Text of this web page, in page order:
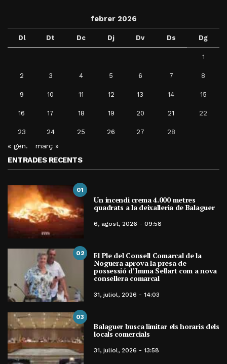
febrer 2026
Dl Dt Dc Dj Dv Ds Dg
1
2 3 4 5 6 7 8
9 10 11 12 13 14 15
16 17 18 19 20 21 22
23 24 25 26 27 28
« gen. març »
ENTRADES RECENTS
01
Un incendi crema 4.000 metres
quadrats a la deixalleria de Balaguer
6, agost, 2026 - 09:58
02 El Ple del Consell Comarcal de la
Noguera aprova la presa de
possessió d’Imma Sellart com a nova
consellera comarcal
31, juliol, 2026 - 14:03
03
Balaguer busca limitar els horaris dels
locals comercials
31, juliol, 2026 - 13:58